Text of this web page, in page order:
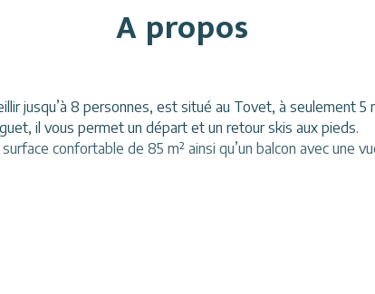
A propos
jusqu’à 8 personnes, est situé au Tovet, à seulement 5
il vous permet un départ et un retour skis aux pieds.
confortable de 85 m² ainsi qu’un balcon avec une